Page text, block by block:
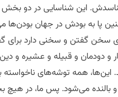
این شناسایی در دو
پا به بودش در جهان بودن‌ها
سخن گفتن و سخنی دارد برای
و دودمان و قبیله و عشیره و
این‌‌ها، همه توشه‌های ناخواسته
بالنده می‌شود. پس ما، در هیچ